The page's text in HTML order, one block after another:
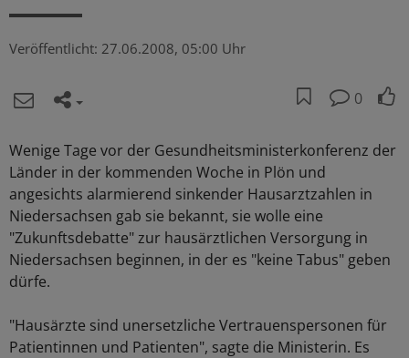
Veröffentlicht: 27.06.2008, 05:00 Uhr
0
Wenige Tage vor der Gesundheitsministerkonferenz der
Länder in der kommenden Woche in Plön und
angesichts alarmierend sinkender Hausarztzahlen in
Niedersachsen gab sie bekannt, sie wolle eine
"Zukunftsdebatte" zur hausärztlichen Versorgung in
Niedersachsen beginnen, in der es "keine Tabus" geben
dürfe.
"Hausärzte sind unersetzliche Vertrauenspersonen für
Patientinnen und Patienten", sagte die Ministerin. Es